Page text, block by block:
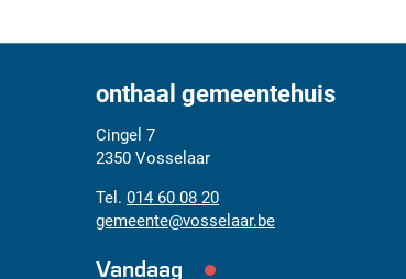
onthaal gemeentehuis
Adres
Cingel 7
2350 Vosselaar
Tel.
014 60 08 20
E-
mail
gemeente@vosselaar.be
Vandaag